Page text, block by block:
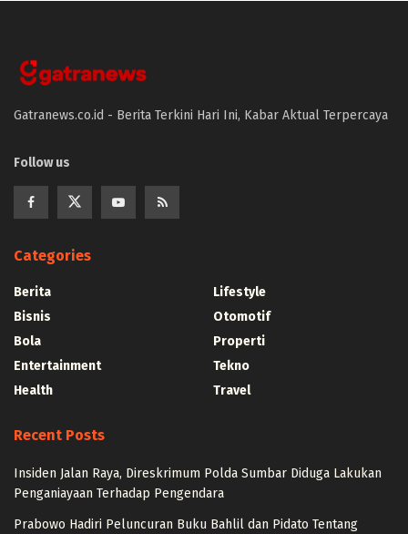
Gatranews.co.id - Berita Terkini Hari Ini, Kabar Aktual Terpercaya
Follow us
Categories
Berita
Bisnis
Bola
Entertainment
Health
Lifestyle
Otomotif
Properti
Tekno
Travel
Recent Posts
Insiden Jalan Raya, Direskrimum Polda Sumbar Diduga Lakukan
Penganiayaan Terhadap Pengendara
Prabowo Hadiri Peluncuran Buku Bahlil dan Pidato Tentang